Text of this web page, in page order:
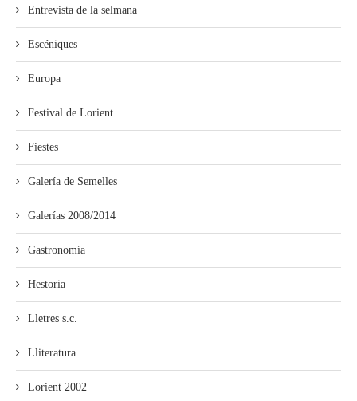
Entrevista de la selmana
Escéniques
Europa
Festival de Lorient
Fiestes
Galería de Semelles
Galerías 2008/2014
Gastronomía
Hestoria
Lletres s.c.
Lliteratura
Lorient 2002